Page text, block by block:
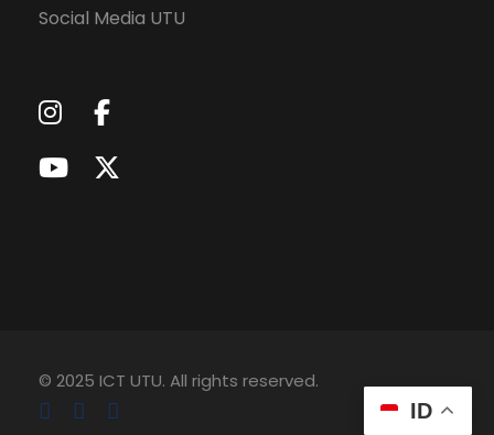
Social Media UTU
© 2025 ICT UTU. All rights reserved.
ID